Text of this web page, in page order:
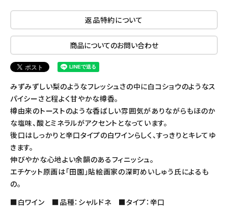
返品特約について
商品についてのお問い合わせ
みずみずしい梨のようなフレッシュさの中に白コショウのようなス
パイシーさと程よく甘やかな樽香。
樽由来のトーストのような香ばしい雰囲気がありながらもほのか
な塩味、酸とミネラルがアクセントとなっています。
後口はしっかりと辛口タイプの白ワインらしく、すっきりとキレてゆ
きます。
伸びやかな心地よい余韻のあるフィニッシュ。
エチケット原画は「田園」貼絵画家の深町めいしゅう氏によるも
の。
■白ワイン ■品種：シャルドネ ■タイプ：辛口